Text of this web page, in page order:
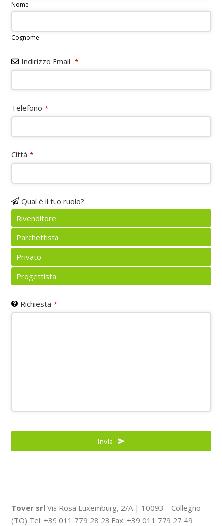
Nome
Cognome
Indirizzo Email *
Telefono *
Città *
Qual è il tuo ruolo?
Rivenditore
Parchettista
Privato
Progettista
Richiesta *
Invia
Tover srl Via Rosa Luxemburg, 2/A | 10093 – Collegno
(TO) Tel: +39 011 779 28 23 Fax: +39 011 779 27 49